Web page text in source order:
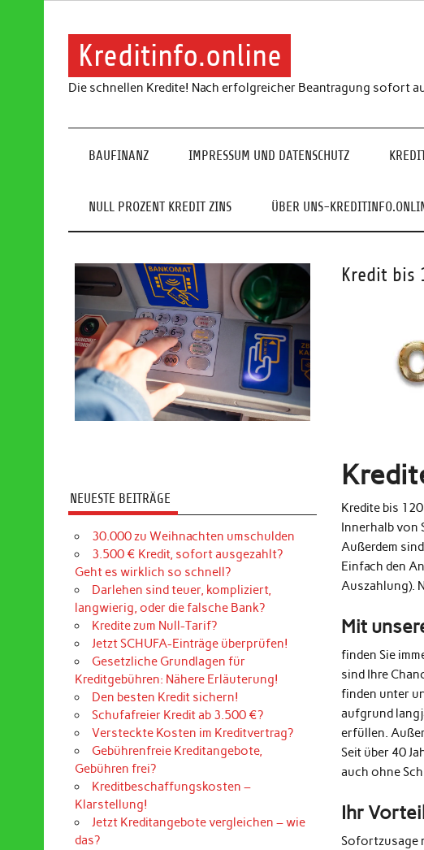
Kreditinfo.online
Die schnellen Kredite! Nach erfolgreicher Beantragung sofort
BAUFINANZ IMPRESSUM UND DATENSCHUTZ
NULL PROZENT KREDIT ZINS ÜBER UNS-
Kredit bis
Kredite bis
Innerhalb von
Außerdem
Einfach den
Auszahlung).
Mit
finden Sie
sind Ihre
finden unter
aufgrund
erfüllen.
Seit über 40
auch ohne
Ihr
Sofortzusage
NEUESTE BEITRÄGE
30.000 zu Weihnachten umschulden
3.500 € Kredit, sofort ausgezahlt?
Geht es wirklich so schnell?
Darlehen sind teuer, kompliziert,
langwierig, oder die falsche Bank?
Kredite zum Null-Tarif?
Jetzt SCHUFA-Einträge überprüfen!
Gesetzliche Grundlagen für
Kreditgebühren: Nähere Erläuterung!
Den besten Kredit sichern!
Schufafreier Kredit ab 3.500 €?
Versteckte Kosten im Kreditvertrag?
Gebührenfreie Kreditangebote,
Gebühren frei?
Kreditbeschaffungskosten –
Klarstellung!
Jetzt Kreditangebote vergleichen – wie
das?